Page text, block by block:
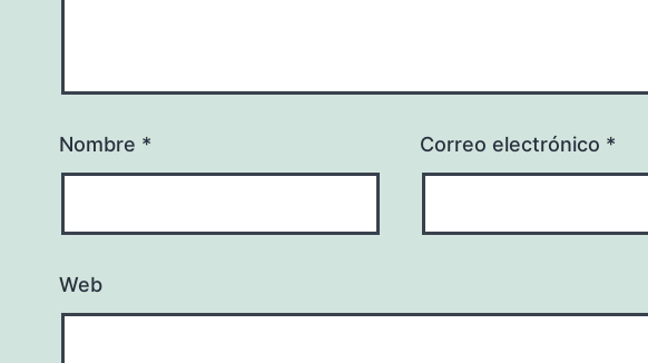
Nombre * Correo electrónico *
Web